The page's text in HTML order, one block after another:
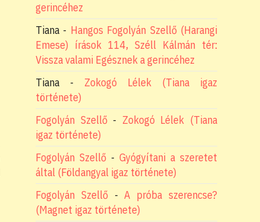
gerincéhez
Tiana - Hangos Fogolyán Szellő (Harangi
Emese) írások 114, Széll Kálmán tér:
Vissza valami Egésznek a gerincéhez
Tiana - Zokogó Lélek (Tiana igaz
története)
Fogolyán Szellő- Zokogó Lélek (Tiana
igaz története)
Fogolyán Szellő - Gyógyítani a szeretet
által (Földangyal igaz története)
Fogolyán Szellő-A próba szerencse?
(Magnet igaz története)